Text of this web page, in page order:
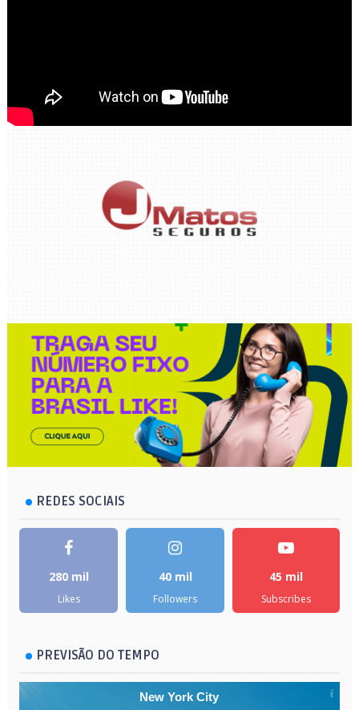
REDES SOCIAIS
280 mil
Likes
40 mil
Followers
45 mil
Subscribes
PREVISÃO DO TEMPO
New York City